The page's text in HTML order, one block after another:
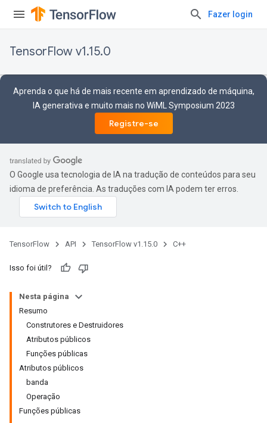
Fazer login
TensorFlow v1.15.0
Aprenda o que há de mais recente em aprendizado de máquina,
IA generativa e muito mais no WiML Symposium 2023
Registre-se
O Google usa tecnologia de IA na tradução de conteúdos para seu
idioma de preferência. As traduções com IA podem ter erros.
TensorFlow API TensorFlow v1.15.0 C++
Isso foi útil?
Nesta página
Resumo
Construtores e Destruidores
Atributos públicos
Funções públicas
Atributos públicos
banda
Operação
Funções públicas